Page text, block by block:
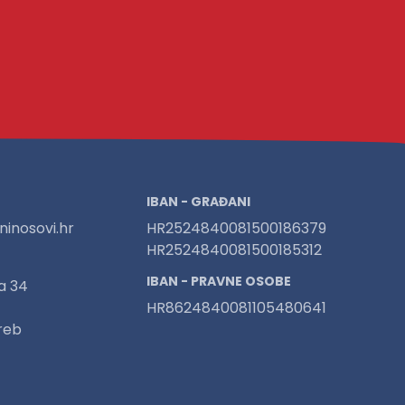
34
IBAN - GRAĐANI
HR2524840081500186379
HR2524840081500185312
IBAN - PRAVNE OSOBE
HR8624840081105480641